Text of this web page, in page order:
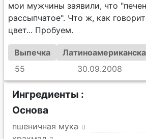
мои мужчины заявили, что
рассыпчатое". Что ж, как
цвет... Пробуем.
Выпечка
55
30.09.2008
Ингредиенты :
Основа
пшеничная мука